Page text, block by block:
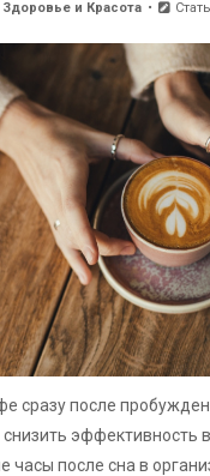
Здоровье и Красота
сразу после
эффективность
часы после сна в